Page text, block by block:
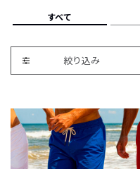
すべて
絞り込み